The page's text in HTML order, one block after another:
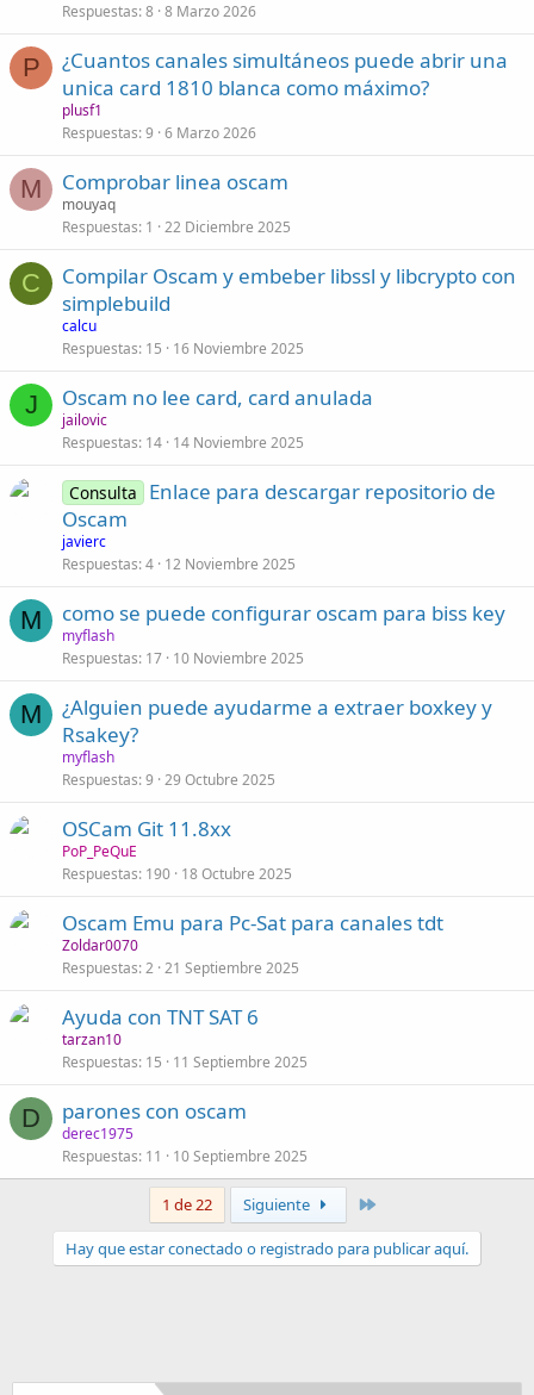
Respuestas 8 8 Marzo 2026
P
¿Cuantos canales simultáneos puede abrir una
unica card 1810 blanca como máximo?
plusf1
Respuestas 9 6 Marzo 2026
M Comprobar linea oscam
mouyaq
Respuestas 1 22 Diciembre 2025
C
Compilar Oscam y embeber libssl y libcrypto con
simplebuild
calcu
Respuestas 15 16 Noviembre 2025
J Oscam no lee card, card anulada
jailovic
Respuestas 14 14 Noviembre 2025
Consulta
Enlace para descargar repositorio de
Oscam
javierc
Respuestas 4 12 Noviembre 2025
M como se puede configurar oscam para biss key
myflash
Respuestas 17 10 Noviembre 2025
M
¿Alguien puede ayudarme a extraer boxkey y
Rsakey?
myflash
Respuestas 9 29 Octubre 2025
OSCam Git 11.8xx
PoP_PeQuE
Respuestas 190 18 Octubre 2025
Oscam Emu para Pc-Sat para canales tdt
Zoldar0070
Respuestas 2 21 Septiembre 2025
Ayuda con TNT SAT 6
tarzan10
Respuestas 15 11 Septiembre 2025
D parones con oscam
derec1975
Respuestas 11 10 Septiembre 2025
1 de 22 Siguiente
Hay que estar conectado o registrado para publicar aquí.